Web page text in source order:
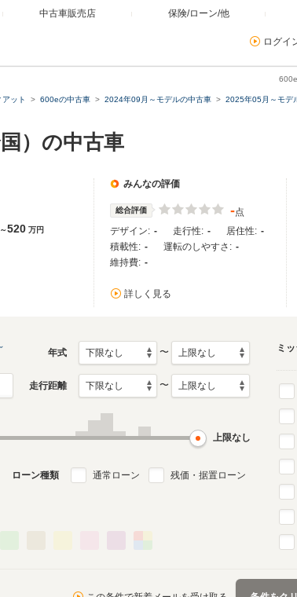
中古車販売店 保険/ローン/他
ログイ
ット 600eの中古車 2024年09月～モデルの中古車 2025年05月～モデ
）の中古車
520 万円
みんなの評価
総合評価 -点
デザイン: - 走行性: - 居住性: -
積載性: - 運転のしやすさ: -
維持費: -
詳しく見る
年式 〜
走行距離 〜
上限なし
ローン種類 通常ローン 残価・据置ローン
ミ